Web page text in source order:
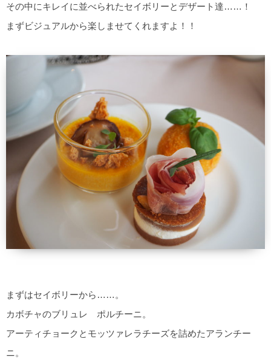
その中にキレイに並べられたセイボリーとデザート達……！
まずビジュアルから楽しませてくれますよ！！
まずはセイボリーから……。
カボチャのブリュレ ポルチーニ。
アーティチョークとモッツァレラチーズを詰めたアランチー
ニ。